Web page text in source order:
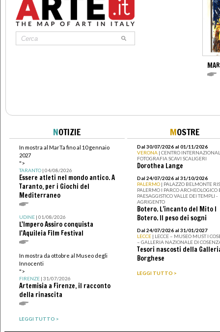
NOTIZIE
In mostra al MarTa fino al 10 gennaio
2027
">
TARANTO| 04/08/2026
Essere atleti nel mondo antico. A
Taranto, per i Giochi del
Mediterraneo
UDINE| 01/08/2026
L'Impero Assiro conquista
l'Aquileia Film Festival
In mostra da ottobre al Museo degli
Innocenti
">
FIRENZE| 31/07/2026
Artemisia a Firenze, il racconto
della rinascita
LEGGI TUTTO >
MOSTRE
Dal 30/07/2026 al 01/11/2026
VERONA | CENTRO
FOTOGRAFIA SCAVI SCALIGERI
Dorothea Lange
Dal 24/07/2026 al 31/10/2026
PALERMO | PALAZZO BELMONTE
PALERMO I PARCO ARCHEOLOGICO
PAESAGGISTICO VALLE DEI TEMPLI -
AGRIGENTO
Botero. L’incanto del Mito I
Botero. Il peso dei sogni
Dal 24/07/2026 al 31/01/2027
LECCE | LECCE – MUSEO MUST I
– GALLERIA NAZIONALE DI
Tesori nascosti della
Borghese
LEGGI TUTTO >